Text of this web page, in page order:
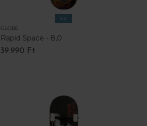
ÚJ
GLOBE
Rapid Space - 8,0
39.990 Ft